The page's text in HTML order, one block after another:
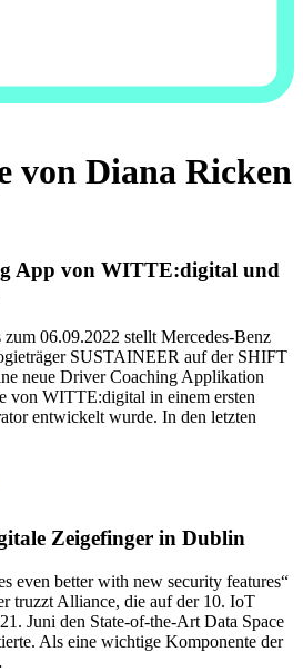
von Diana Ricken
App von WITTE:digital und
06.09.2022 stellt Mercedes-Benz
SUSTAINEER auf der SHIFT
neue Driver Coaching Applikation
von WITTE:digital in einem ersten
entwickelt wurde. In den letzten
Zeigefinger in Dublin
even better with new security features“
truzzt Alliance, die auf der 10. IoT
Juni den State-of-the-Art Data Space
Als eine wichtige Komponente der